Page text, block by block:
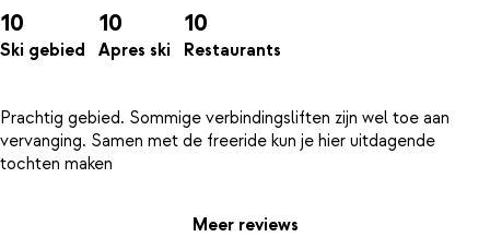
10
Ski gebied
10
Apres ski
10
Restaurants
Prachtig gebied. Sommige verbindingsliften zijn wel toe aan
vervanging. Samen met de freeride kun je hier uitdagende
Meer reviews